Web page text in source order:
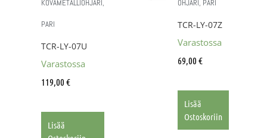
KOVAMETALLIOHJARI,
PARI
TCR-LY-07U
Varastossa
119,00 €
Lisää
OHJARI, PARI
TCR-LY-07Z
Varastossa
69,00 €
Lisää
Ostoskoriin